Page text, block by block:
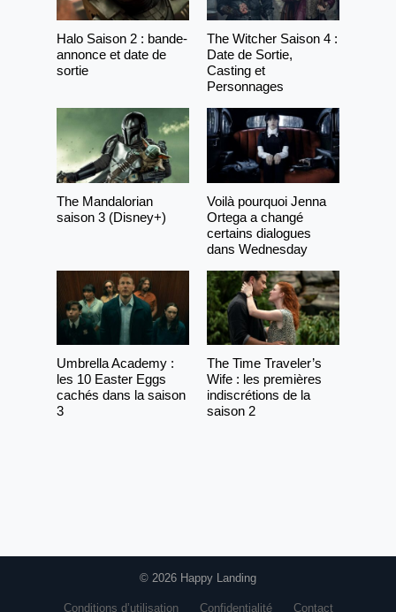
Halo Saison 2 : bande-
annonce et date de
sortie
The Witcher Saison 4 :
Date de Sortie,
Casting et
Personnages
The Mandalorian
saison 3 (Disney+)
Voilà pourquoi Jenna
Ortega a changé
certains dialogues
dans Wednesday
Umbrella Academy :
les 10 Easter Eggs
cachés dans la saison
3
The Time Traveler’s
Wife : les premières
indiscrétions de la
saison 2
© 2026 Happy Landing
Conditions d’utilisation Confidentialité Contact